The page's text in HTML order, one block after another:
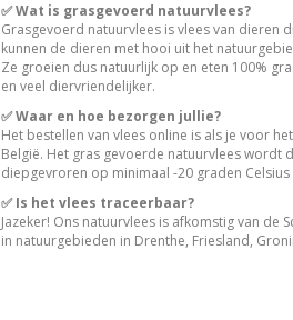
✅ Wat is grasgevoerd natuurvlees?
Grasgevoerd natuurvlees is vlees van dieren
kunnen de dieren met hooi uit het
Ze groeien dus natuurlijk op en eten 100%
en veel diervriendelijker.
✅ Waar en hoe bezorgen jullie?
Het bestellen van vlees online is als je voor
België. Het gras gevoerde natuurvlees wordt
diepgevroren op minimaal -20 graden
✅ Is het vlees traceerbaar?
Jazeker! Ons natuurvlees is afkomstig van de
in natuurgebieden in Drenthe, Friesland,